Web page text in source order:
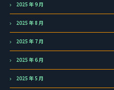
2025 年 9 月
2025 年 8 月
2025 年 7 月
2025 年 6 月
2025 年 5 月